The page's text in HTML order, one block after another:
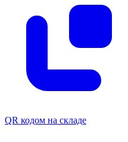
QR кодом на складе